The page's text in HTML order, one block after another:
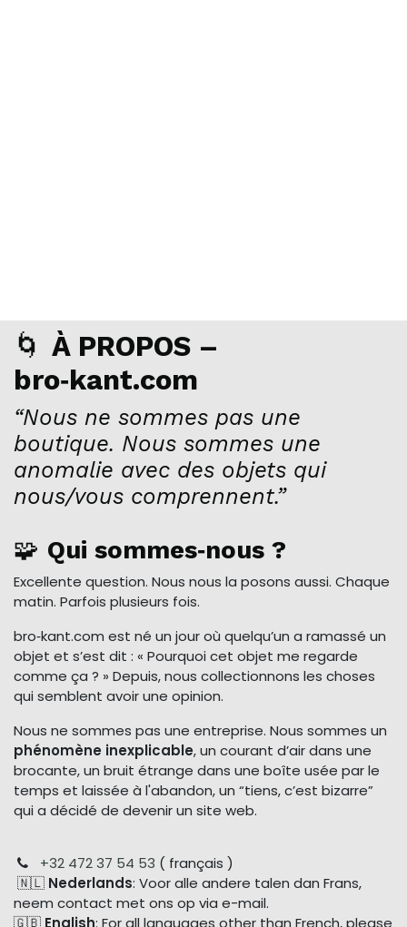
🌀 À PROPOS –
bro‑kant.com
“Nous ne sommes pas une
boutique. Nous sommes une
anomalie avec des objets qui
nous/vous comprennent.”
🧩 Qui sommes‑nous ?
Excellente question. Nous nous la posons aussi. Chaque
matin. Parfois plusieurs fois.
bro‑kant.com est né un jour où quelqu’un a ramassé un
objet et s’est dit : « Pourquoi cet objet me regarde
comme ça ? » Depuis, nous collectionnons les choses
qui semblent avoir une opinion.
Nous ne sommes pas une entreprise. Nous sommes un
phénomène inexplicable, un courant d’air dans une
brocante, un bruit étrange dans une boîte usée par le
temps et laissée à l'abandon, un “tiens, c’est bizarre”
qui a décidé de devenir un site web.
+32 472 37 54 53 ( français )
🇳🇱 Nederlands: Voor alle andere talen dan Frans,
neem contact met ons op via e-mail.
🇬🇧 English: For all languages other than French, please